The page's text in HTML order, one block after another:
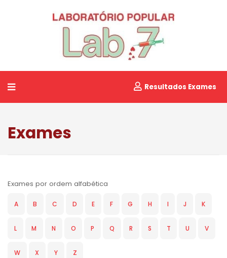
Resultados Exames
Exames
Exames por ordem alfabética
A B C D E F G H I J K
L M N O P Q R S T U V
W X Y Z